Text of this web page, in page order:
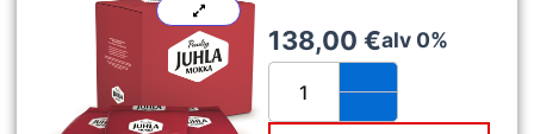
138,00€alv 0%
Kahvi
Juhla
Mokka